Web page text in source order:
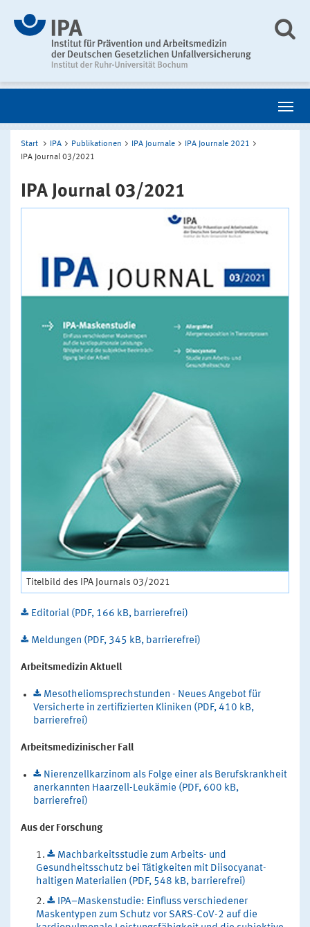
Start IPA Publikationen IPA Journale
IPA Journale 2021
IPA Journal 03/2021
IPA Journal 03/2021
Titelbild des IPA Journals 03/2021
Editorial (PDF, 166 kB, barrierefrei)
Meldungen (PDF, 345 kB, barrierefrei)
Arbeitsmedizin Aktuell
Mesotheliomsprechstunden - Neues Angebot für
Versicherte in zertifizierten Kliniken (PDF, 410 kB,
barrierefrei)
Arbeitsmedizinischer Fall
Nierenzellkarzinom als Folge einer als Berufskrankheit
anerkannten Haarzell-Leukämie (PDF, 600 kB,
barrierefrei)
Aus der Forschung
Machbarkeitsstudie zum Arbeits- und
Gesundheitsschutz bei Tätigkeiten mit Diisocyanat-
haltigen Materialien (PDF, 548 kB, barrierefrei)
IPA–Maskenstudie: Einfluss verschiedener
Maskentypen zum Schutz vor SARS-CoV-2 auf die